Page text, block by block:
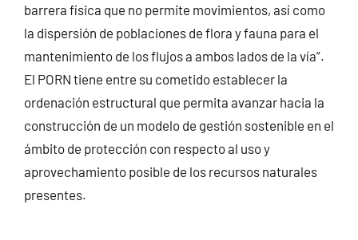
barrera física que no permite movimientos, así como
la dispersión de poblaciones de flora y fauna para el
mantenimiento de los flujos a ambos lados de la vía”.
El PORN tiene entre su cometido establecer la
ordenación estructural que permita avanzar hacia la
construcción de un modelo de gestión sostenible en el
ámbito de protección con respecto al uso y
aprovechamiento posible de los recursos naturales
presentes.